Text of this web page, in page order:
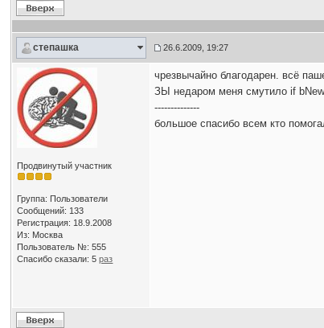
степашка 26.6.2009, 19:27
Продвинутый участник
Группа: Пользователи
Сообщений: 133
Регистрация: 18.9.2008
Из: Москва
Пользователь №: 555
Спасибо сказали:5 раз
чрезвычайно благодарен. всё
ЗЫ недаром меня смутило if
--------------
большое спасибо всем кто